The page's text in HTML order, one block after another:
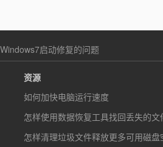
启动修复的问题
资源
如何加快电脑运行速度
怎样使用数据恢复工具找回丢失的文
怎样清理垃圾文件释放更多可用磁盘